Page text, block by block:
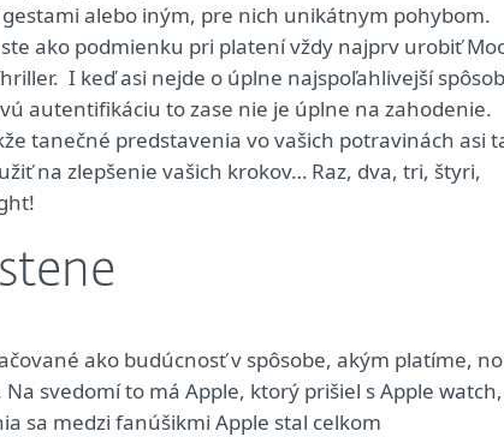
alebo iným, pre nich unikátnym pohybom.
ako podmienku pri platení vždy najprv urobiť
I keď asi nejde o úplne najspoľahlivejší spôsob
autentifikáciu to zase nie je úplne na zahodenie.
tanečné predstavenia vo vašich potravinách asi
na zlepšenie vašich krokov… Raz, dva, tri, štyri,
ako budúcnosť v spôsobe, akým platíme, no
svedomí to má Apple, ktorý prišiel s Apple watch,
sa medzi fanúšikmi Apple stal celkom